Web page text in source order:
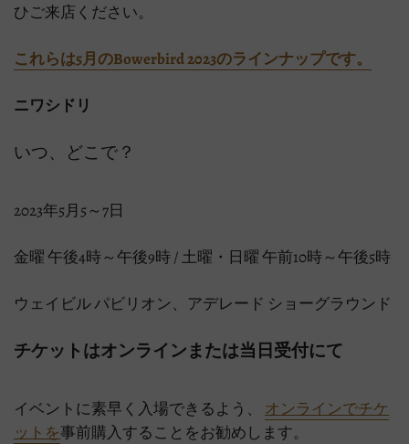
ひご来店ください。
これらは5月のBowerbird 2023のラインナップです。
ニワシドリ
いつ、どこで？
2023年5月5～7日
金曜 午後4時～午後9時 / 土曜・日曜 午前10時～午後5時
ウェイビル パビリオン、アデレード ショーグラウンド
チケットはオンラインまたは当日受付にて
イベントに素早く入場できるよう、 オンラインでチケ
ットを事前購入することをお勧めします。